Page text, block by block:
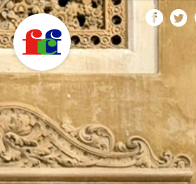
Vés
al
contingut
FEDERACIÓ CATALANA
DE FOTOGRAFIA
F
C
F